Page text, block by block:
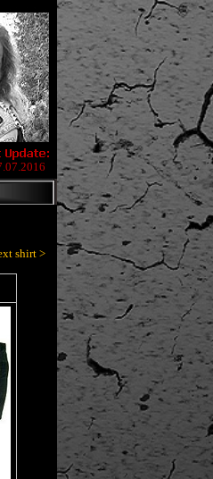
shirt >